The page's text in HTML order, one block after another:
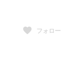
フォロー